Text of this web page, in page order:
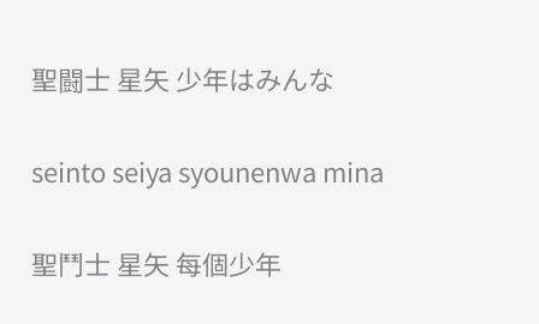
聖闘士 星矢 少年はみんな
seinto seiya syounenwa mina
聖鬥士 星矢 每個少年